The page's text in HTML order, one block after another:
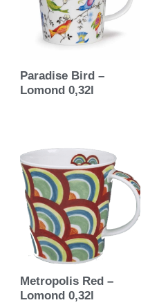
Paradise Bird –
Lomond 0,32l
Metropolis Red –
Lomond 0,32l